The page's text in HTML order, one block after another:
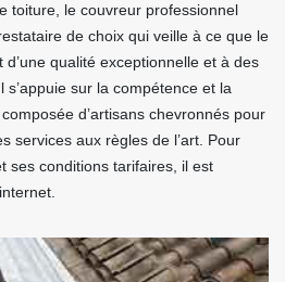
toiture, le couvreur professionnel
de choix qui veille à ce que le
qualité exceptionnelle et à des
sur la compétence et la
d’artisans chevronnés pour
services aux règles de l’art. Pour
ses conditions tarifaires, il est